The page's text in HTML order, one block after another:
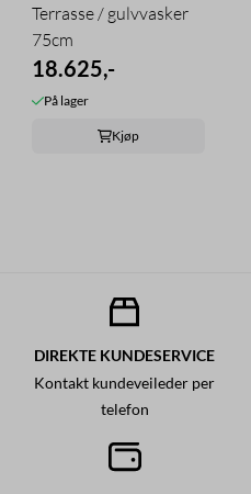
Terrasse / gulvvasker
75cm
18.625,-
På lager
Kjøp
DIREKTE KUNDESERVICE
Kontakt kundeveileder per
telefon